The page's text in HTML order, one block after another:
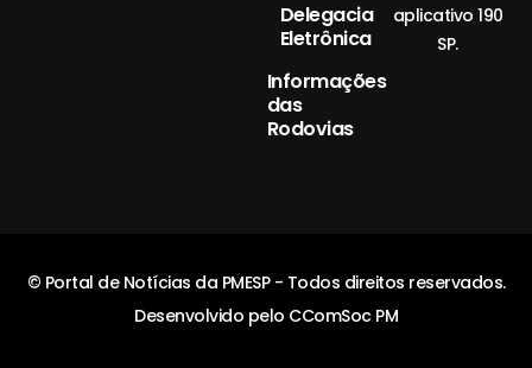
Delegacia
Eletrônica
Informações
das
Rodovias
aplicativo 190
SP.
© Portal de Notícias da PMESP - Todos direitos reservados.
Desenvolvido pelo CComSoc PM